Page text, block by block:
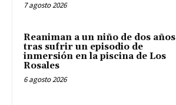
7 agosto 2026
Reaniman a un niño de dos años
tras sufrir un episodio de
inmersión en la piscina de Los
Rosales
6 agosto 2026